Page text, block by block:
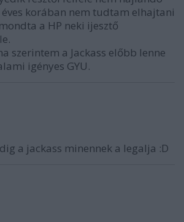
korában nem tudtam elhajtani
a HP neki ijesztő
szerintem a Jackass előbb lenne
igényes GYU.
a jackass minennek a legalja :D